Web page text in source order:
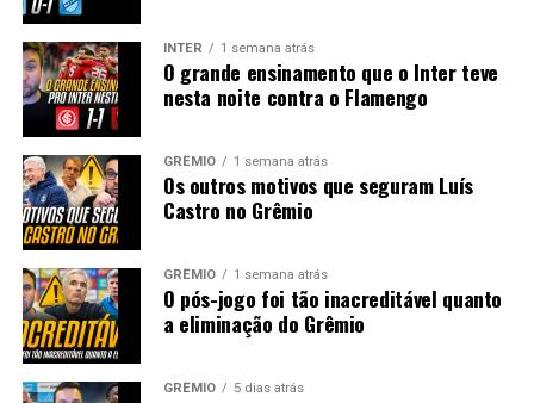
INTER 1 semana atrás
O grande ensinamento que o Inter teve
nesta noite contra o Flamengo
GRÊMIO 1 semana atrás
Os outros motivos que seguram Luís
Castro no Grêmio
GRÊMIO 1 semana atrás
O pós-jogo foi tão inacreditável quanto
a eliminação do Grêmio
GRÊMIO 5 dias atrás